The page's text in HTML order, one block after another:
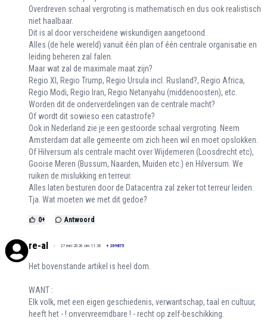
Overdreven schaal vergroting is mathematisch en dus ook realistisch
niet haalbaar.
Dit is al door verscheidene wiskundigen aangetoond.
Alles (de hele wereld) vanuit één plan of één centrale organisatie en
leiding beheren zal falen.
Maar wat zal de maximale maat zijn?
Regio XI, Regio Trump, Regio Ursula incl. Rusland?, Regio Africa,
Regio Modi, Regio Iran, Regio Netanyahu (middenoosten), etc.
Worden dit de onderverdelingen van de centrale macht?
Of wordt dit sowieso een catastrofe?
Ook in Nederland zie je een gestoorde schaal vergroting. Neem
Amsterdam dat alle gemeente om zich heen wil en moet opslokken.
Of Hilversum als centrale macht over Wijdemeren (Loosdrecht etc),
Gooise Meren (Bussum, Naarden, Muiden etc.) en Hilversum. We
ruiken de mislukking en terreur.
Alles laten besturen door de Datacentra zal zeker tot terreur leiden.
Tja. Wat moeten we met dit gedoe?
0+ Antwoord
re-al 27 mei 2026 om 11:26 + 209875
Het bovenstande artikel is heel dom.
WANT :
Elk volk, met een eigen geschiedenis, verwantschap, taal en cultuur,
heeft het - ! onvervreemdbare ! - recht op zelf-beschikking.